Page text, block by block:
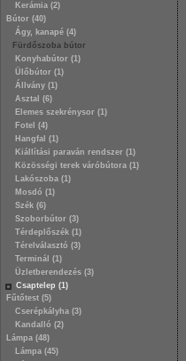
Kerámia (2)
Bútor (40)
Ágy, kanapé (4)
Fürdőszoba bútor
Konyhabútor (1)
Ülőbútor (1)
Állvány (1)
Asztal (6)
Elemes szekrénysor (1)
Fotel (4)
Hangfal (1)
Kiállítási paraván rendszer (1)
Közösségi terek váróbútora (1)
Lakószoba (1)
Mosdó (1)
Szék (6)
Szoborbútor (3)
Térdeplőszék (1)
Térelválasztó (3)
Terminál (1)
Üzletberendezés (3)
Csaptelep (1)
Fűtőtest (5)
Cserépkályha (3)
Kandalló (2)
Lámpa (48)
Lámpa (45)